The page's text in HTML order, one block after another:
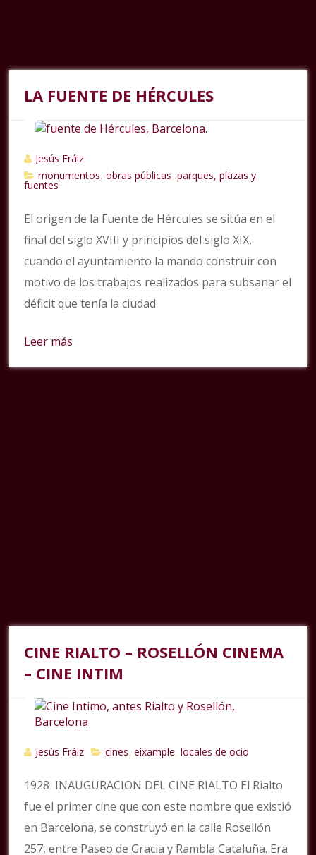
LA FUENTE DE HÉRCULES
Jesús Fráiz
monumentos
,obras públicas ,parques, plazas y
fuentes
El origen de la Fuente de Hércules se sitúa en el
final del siglo XVIII y principios del siglo XIX,
cuando el ayuntamiento la mando construir con
motivo de los trabajos realizados para subsanar el
déficit que tenía la ciudad
Leer más
CINE RIALTO – ROSELLÓN CINEMA
– CINE INTIM
Jesús Fráiz cines ,eixample locales de ocio
1928 INAUGURACION DEL CINE RIALTO El Rialto
fue el primer cine que con este nombre que existió
en Barcelona, se construyó en la calle Rosellón
257, entre Paseo de Gracia y Rambla Cataluña. Era